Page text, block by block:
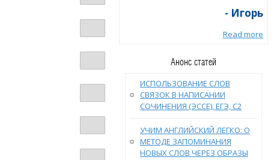
Read more
- Игорь
Read more
Анонс статей
ИСПОЛЬЗОВАНИЕ СЛОВ
СВЯЗОК В НАПИСАНИИ
СОЧИНЕНИЯ (ЭССЕ), ЕГЭ, С2
УЧИМ АНГЛИЙСКИЙ ЛЕГКО: О
МЕТОДЕ ЗАПОМИНАНИЯ
НОВЫХ СЛОВ ЧЕРЕЗ ОБРАЗЫ